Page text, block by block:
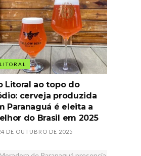
LITORAL
Litoral ao topo do
cerveja produzida
Paranaguá é eleita a
do Brasil em 2025
DE OUTUBRO DE 2025